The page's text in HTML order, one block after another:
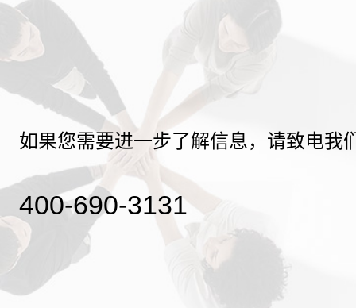
如果您需要进一步了解信息，请致电我
400-690-3131